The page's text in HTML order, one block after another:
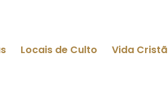
Locais de Culto Vida Cristã